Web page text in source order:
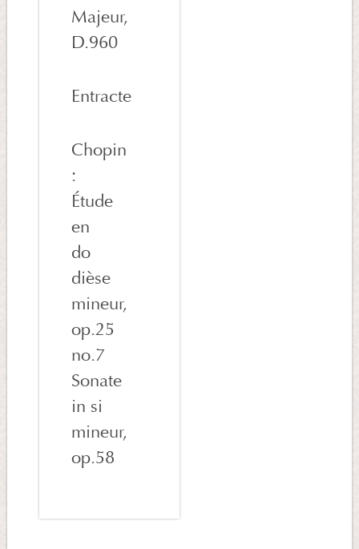
Majeur,
D.960
Entracte
Chopin
:
Étude
en
do
dièse
mineur,
op.25
no.7
Sonate
in si
mineur,
op.58